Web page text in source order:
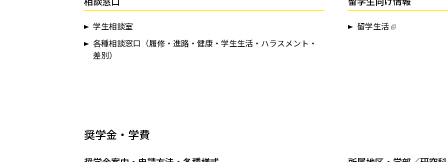
学生相談室
各種相談窓口（履修・進路・健康・学生生活・ハラスメント・
差別）
留学生活
奨学金・学費